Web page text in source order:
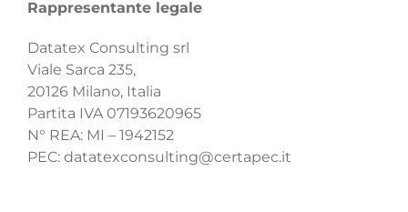
Rappresentante legale
Datatex Consulting srl
Viale Sarca 235,
20126 Milano, Italia
Partita IVA 07193620965
N° REA: MI – 1942152
PEC: datatexconsulting@certapec.it